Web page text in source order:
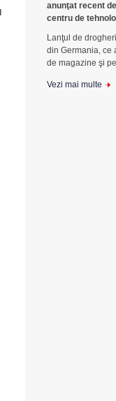
anunţat recent
centru de
Lanţul de
din Germania, ce
de magazine şi
Vezi mai multe